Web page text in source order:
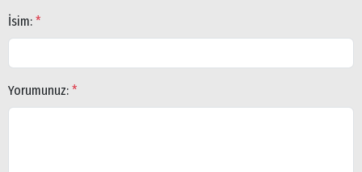
İsim: *
Yorumunuz: *